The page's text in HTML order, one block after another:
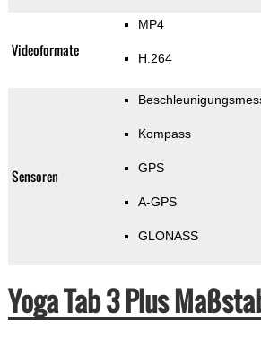
Videoformate
MP4
H.264
Sensoren
Kompass
GPS
A-GPS
GLONASS
Yoga Tab 3 Plus